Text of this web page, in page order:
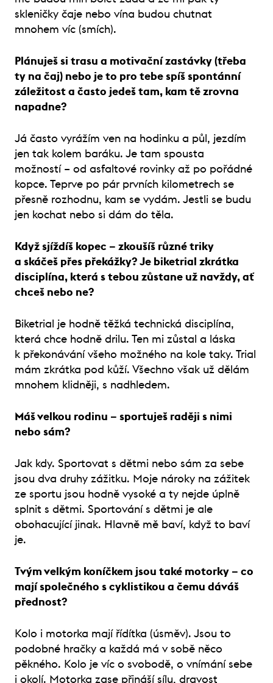
skleničky čaje nebo vína budou chutnat
mnohem víc (smích).
Plánuješ si trasu a motivační zastávky (třeba
ty na čaj) nebo je to pro tebe spíš spontánní
záležitost a často jedeš tam, kam tě zrovna
napadne?
Já často vyrážím ven na hodinku a půl, jezdím
jen tak kolem baráku. Je tam spousta
možností – od asfaltové rovinky až po pořádné
kopce. Teprve po pár prvních kilometrech se
přesně rozhodnu, kam se vydám. Jestli se budu
jen kochat nebo si dám do těla.
Když sjíždíš kopec – zkoušíš různé triky
a skáčeš přes překážky? Je biketrial zkrátka
disciplína, která s tebou zůstane už navždy, ať
chceš nebo ne?
Biketrial je hodně těžká technická disciplína,
která chce hodně drilu. Ten mi zůstal a láska
k překonávání všeho možného na kole taky. Trial
mám zkrátka pod kůží. Všechno však už dělám
mnohem klidněji, s nadhledem.
Máš velkou rodinu – sportuješ raději s nimi
nebo sám?
Jak kdy. Sportovat s dětmi nebo sám za sebe
jsou dva druhy zážitku. Moje nároky na zážitek
ze sportu jsou hodně vysoké a ty nejde úplně
splnit s dětmi. Sportování s dětmi je ale
obohacující jinak. Hlavně mě baví, když to baví
je.
Tvým velkým koníčkem jsou také motorky – co
mají společného s cyklistikou a čemu dáváš
přednost?
Kolo i motorka mají řídítka (úsměv). Jsou to
podobné hračky a každá má v sobě něco
pěkného. Kolo je víc o svobodě, o vnímání sebe
i okolí. Motorka zase přináší sílu, dravost